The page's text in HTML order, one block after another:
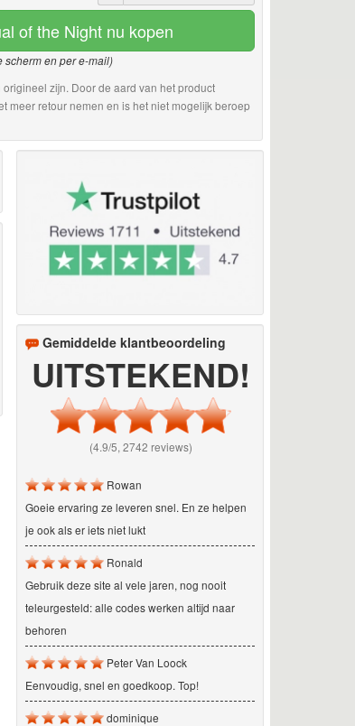
of the Night nu kopen
scherm en per e-mail)
zijn. Door de aard van het product
meer retour nemen en is het niet mogelijk beroep
Gemiddelde klantbeoordeling
UITSTEKEND!
(4.9/5, 2742 reviews)
Rowan
Goeie ervaring ze leveren snel. En ze helpen
je ook als er iets niet lukt
Ronald
Gebruik deze site al vele jaren, nog nooit
teleurgesteld: alle codes werken altijd naar
behoren
Peter Van Loock
Eenvoudig, snel en goedkoop. Top!
dominique